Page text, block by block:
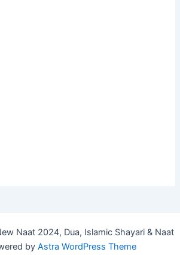
Naat 2024, Dua, Islamic Shayari & Naat
by Astra WordPress Theme